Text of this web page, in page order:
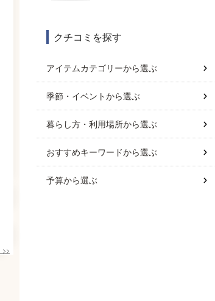
>>
クチコミを探す
アイテムカテゴリーから選ぶ
季節・イベントから選ぶ
暮らし方・利用場所から選ぶ
おすすめキーワードから選ぶ
予算から選ぶ